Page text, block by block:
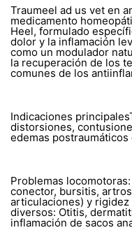
Traumeel ad us vet en
medicamento
Heel, formulado
dolor y la inflamación
como un modulador
la recuperación de los
comunes de los
Indicaciones
distorsiones,
edemas
Problemas
conector, bursitis,
articulaciones) y
diversos: Otitis,
inflamación de sacos